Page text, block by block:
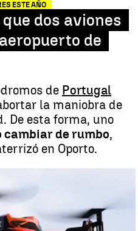
ESTE AÑO
dos aviones
de
de Portugal
la maniobra de
De esta forma, uno
cambiar de rumbo,
en Oporto.